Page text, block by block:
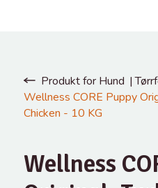
Produkt for Hund
Wellness CORE Puppy
Chicken - 10 KG
Wellness